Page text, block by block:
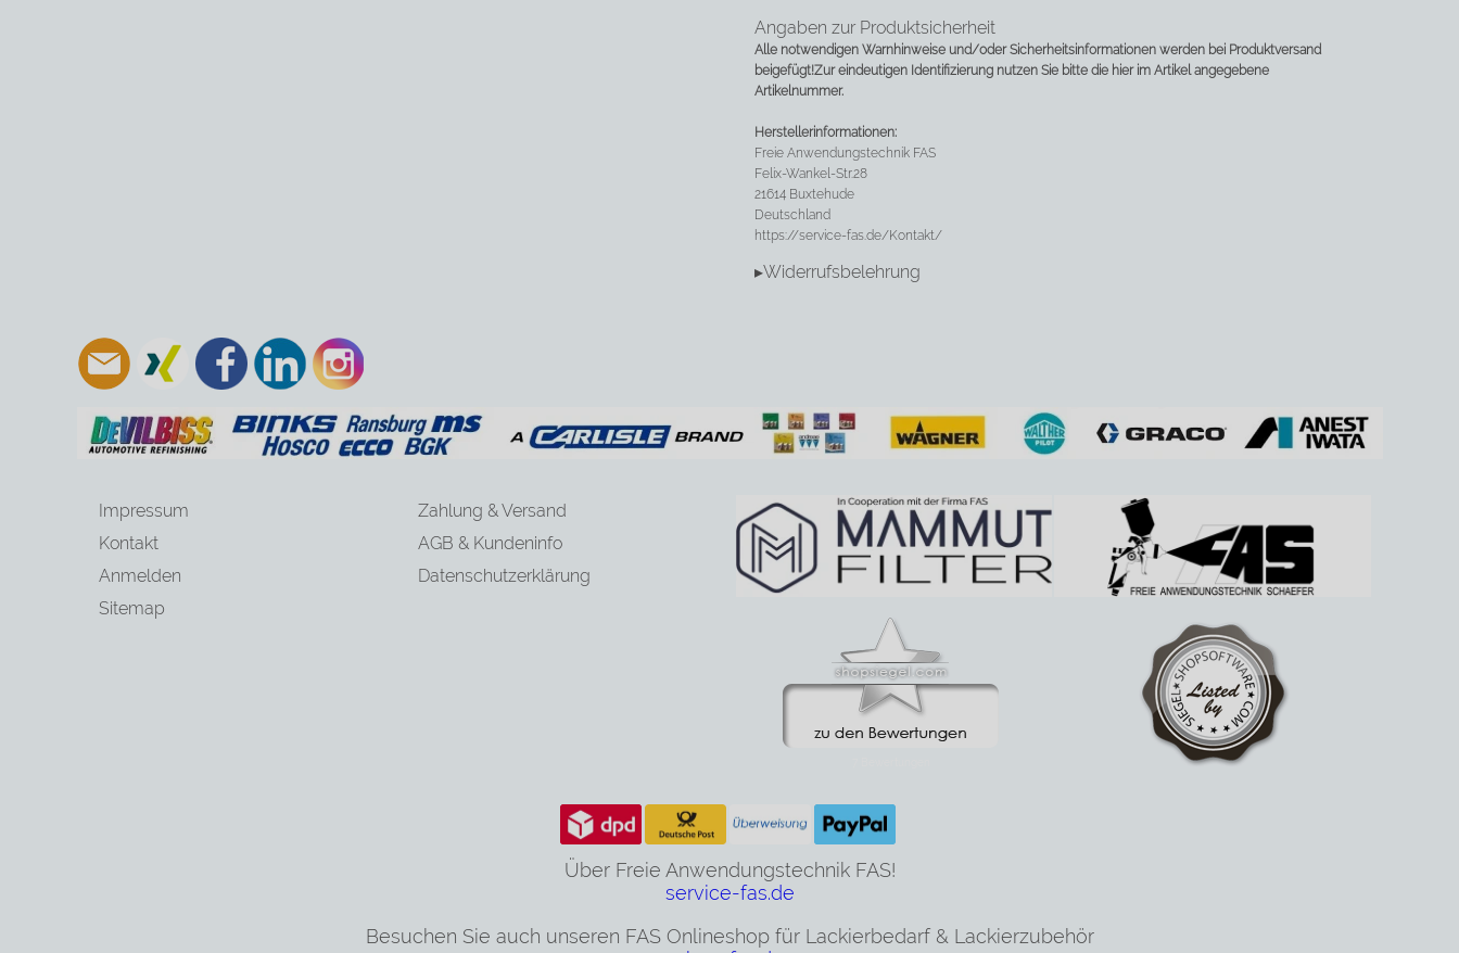
Angaben zur Produktsicherheit
Alle notwendigen Warnhinweise und/oder Sicherheitsinformationen werden bei Produktversand
beigefügt!Zur eindeutigen Identifizierung nutzen Sie bitte die hier im Artikel angegebene
Artikelnummer.
Herstellerinformationen:
Freie Anwendungstechnik FAS
Felix-Wankel-Str.28
21614 Buxtehude
Deutschland
https://service-fas.de/Kontakt/
▸Widerrufsbelehrung
Impressum
Kontakt
Anmelden
Sitemap
Zahlung & Versand
AGB & Kundeninfo
Datenschutzerklärung
Über Freie Anwendungstechnik FAS!
service-fas.de
Besuchen Sie auch unseren FAS Onlineshop für Lackierbedarf & Lackierzubehör